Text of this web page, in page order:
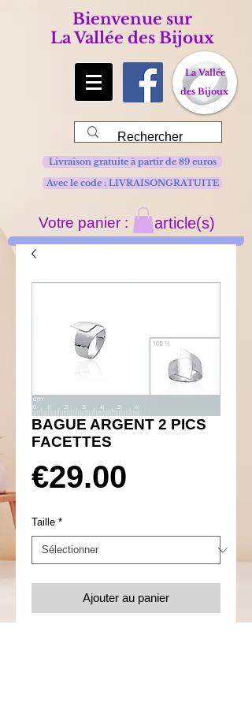
Bienvenue sur
La Vallée des Bijoux
La Vallée
des Bijoux
Avec le code : LIVRAISONGRATUITE
Livraison gratuite à partir de 89 euros
Votre panier : article(s)
BAGUE ARGENT 2 PICS
FACETTES
€29.00
Taille *
Ajouter au panier